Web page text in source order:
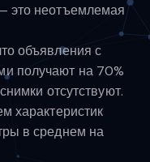
это неотъемлемая
объявления с
получают на 70%
отсутствуют.
характеристик
в среднем на